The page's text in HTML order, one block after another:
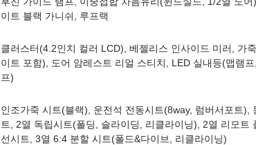
이트 블랙 가니쉬, 루프랙
클러스터(4.2인치 컬러 LCD), 베젤리스 인사이드 미러, 가
이트 포함), 도어 암레스트 리얼 스티치, LED 실내등(맵램
프)
인조가죽 시트(블랙), 운전석 전동시트(8way, 럼버서포트),
트, 2열 독립시트(폴딩, 슬라이딩, 리클라이닝), 2열 리모트
선시트, 3열 6:4 분할 시트(폴드&다이브, 리클라이닝)